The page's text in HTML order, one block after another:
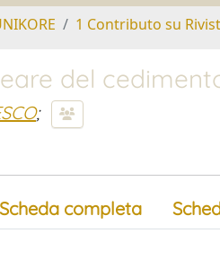
1 Contributo su
del
;
Scheda completa